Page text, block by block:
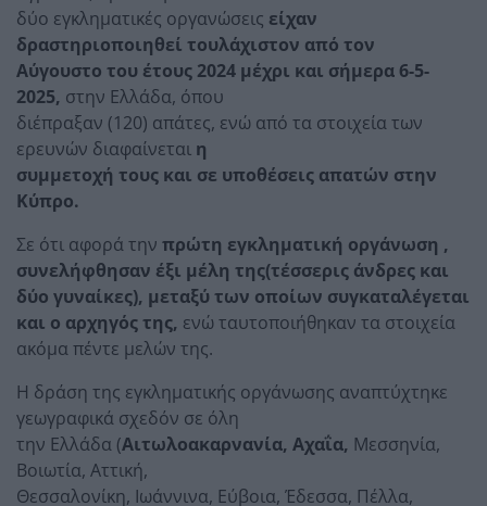
δύο εγκληματικές οργανώσεις είχαν
δραστηριοποιηθεί τουλάχιστον από τον
Αύγουστο του έτους 2024 μέχρι και σήμερα 6-5-
2025, στην Ελλάδα, όπου
διέπραξαν (120) απάτες, ενώ από τα στοιχεία των
ερευνών διαφαίνεται η
συμμετοχή τους και σε υποθέσεις απατών στην
Κύπρο.
Σε ότι αφορά την πρώτη εγκληματική οργάνωση ,
συνελήφθησαν έξι μέλη της(τέσσερις άνδρες και
δύο γυναίκες), μεταξύ των οποίων συγκαταλέγεται
και ο αρχηγός της, ενώ ταυτοποιήθηκαν τα στοιχεία
ακόμα πέντε μελών της.
Η δράση της εγκληματικής οργάνωσης αναπτύχτηκε
γεωγραφικά σχεδόν σε όλη
την Ελλάδα (Αιτωλοακαρνανία, Αχαΐα, Μεσσηνία,
Βοιωτία, Αττική,
Θεσσαλονίκη, Ιωάννινα, Εύβοια, Έδεσσα, Πέλλα,